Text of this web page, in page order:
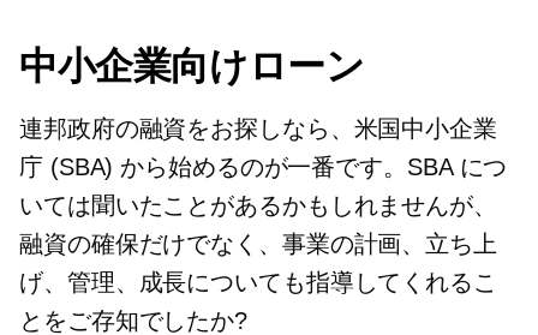
中小企業向けローン
連邦政府の融資をお探しなら、米国中小企業
庁 (SBA) から始めるのが一番です。SBA につ
いては聞いたことがあるかもしれませんが、
融資の確保だけでなく、事業の計画、立ち上
げ、管理、成長についても指導してくれるこ
とをご存知でしたか?